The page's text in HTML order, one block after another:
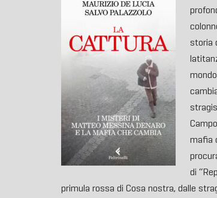
storia
mafia
di
primula rossa di Cosa nostra, dalle